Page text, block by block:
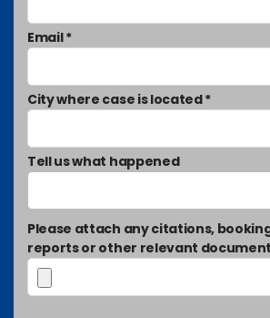
Email *
City where case is located *
Tell us what happened
Please attach any citations,
reports or other relevant